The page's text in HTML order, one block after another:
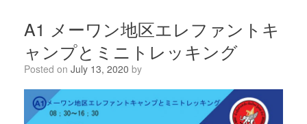
A1 メーワン地区エレファントキ
ャンプとミニトレッキング
Posted on July 13, 2020 by